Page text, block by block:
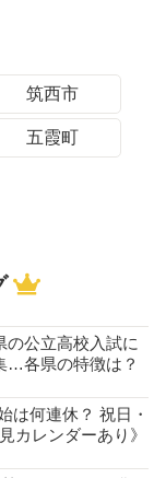
筑西市
五霞町
の公立高校入試に
各県の特徴は？
は何連休？ 祝日・
カレンダーあり》